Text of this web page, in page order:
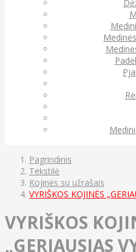
Pagrindinis
Tekstilė
Kojinės su užrašais
VYRIŠKOS KOJINĖS
VYRIŠKOS
„GERIAUSIAS